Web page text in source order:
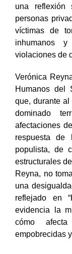
una
personas
víctimas de
inhumanos
violaciones de
Verónica
Humanos del
que, durante al
dominado
afectaciones
respuesta de
populista, de
estructurales
Reyna, no
una
reflejado en
evidencia la
cómo afecta
empobrecidas